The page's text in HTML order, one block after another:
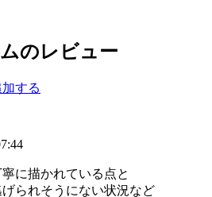
のレビュー
する
に描かれている点と
られそうにない状況など